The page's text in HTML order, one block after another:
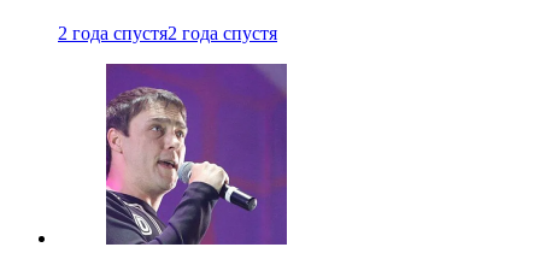
2 года спустя2 года спустя